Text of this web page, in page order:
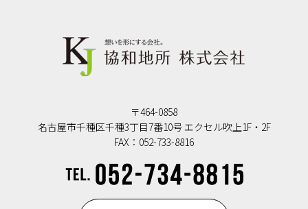
〒464-0858
名古屋市千種区千種3丁目7番10号 エクセル吹上1F・2F
FAX：052-733-8816